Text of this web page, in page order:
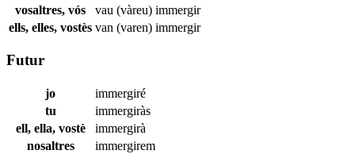
vosaltres, vós
vau (vàreu) immergir
ells, elles, vostès van (varen) immergir
Futur
jo
immergiré
tu
immergiràs
ell, ella, vostè
immergirà
nosaltres
immergirem